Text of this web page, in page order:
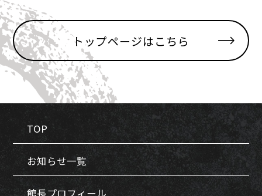
トップページはこちら
TOP
お知らせ一覧
館長プロフィール